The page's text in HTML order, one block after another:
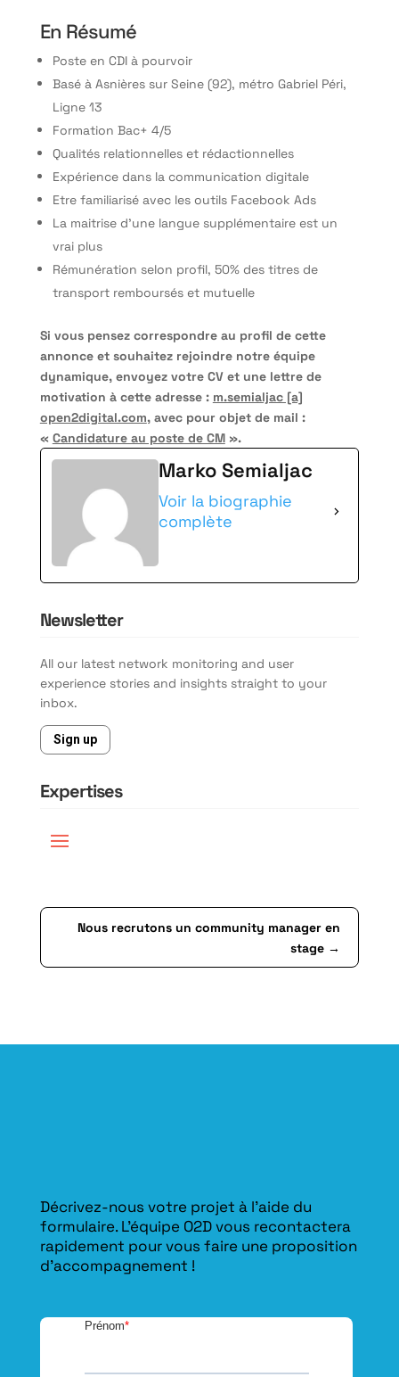
En Résumé
Poste en CDI à pourvoir
Basé à Asnières sur Seine (92), métro Gabriel Péri,
Ligne 13
Formation Bac+ 4/5
Qualités relationnelles et rédactionnelles
Expérience dans la communication digitale
Etre familiarisé avec les outils Facebook Ads
La maitrise d’une langue supplémentaire est un
vrai plus
Rémunération selon profil, 50% des titres de
transport remboursés et mutuelle
Si vous pensez correspondre au profil de cette
annonce et souhaitez rejoindre notre équipe
dynamique, envoyez votre CV et une lettre de
motivation à cette adresse : m.semialjac [a]
open2digital.com, avec pour objet de mail :
« Candidature au poste de CM».
Marko Semialjac
Voir la biographie
complète
Newsletter
All our latest network monitoring and user
experience stories and insights straight to your
inbox.
Sign up
Expertises
Nous recrutons un community manager en
stage →
Décrivez-nous votre projet à l’aide du
formulaire. L'équipe O2D vous recontactera
rapidement pour vous faire une proposition
d’accompagnement !